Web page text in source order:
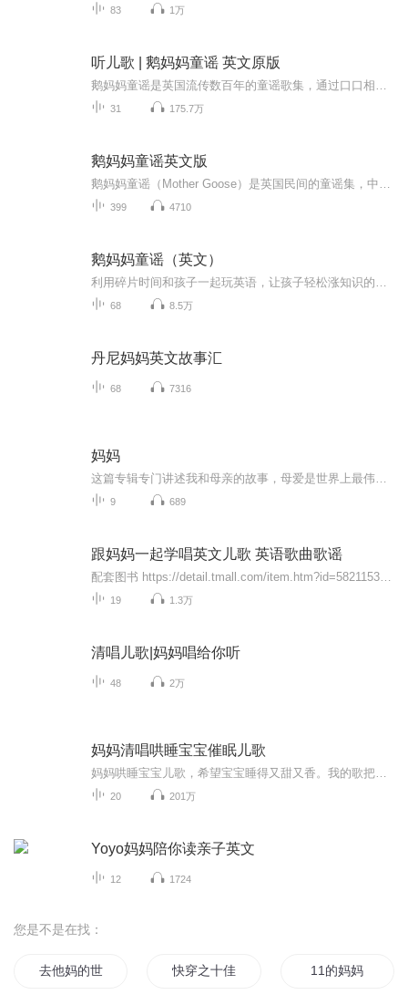
83 1万
听儿歌 | 鹅妈妈童谣 英文原版
31 175.7万
鹅妈妈童谣英文版
399 4710
鹅妈妈童谣（英文）
68 8.5万
丹尼妈妈英文故事汇
68 7316
妈妈
9 689
跟妈妈一起学唱英文儿歌 英语歌曲歌谣
19 1.3万
清唱儿歌|妈妈唱给你听
48 2万
妈妈清唱哄睡宝宝催眠儿歌
20 201万
Yoyo妈妈陪你读亲子英文
12 1724
您是不是在找：
去他妈的世界 快穿之十佳好妈妈 11的妈妈